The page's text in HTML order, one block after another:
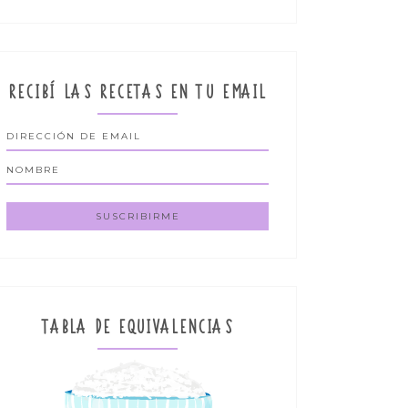
RECIBÍ LAS RECETAS EN TU EMAIL
TABLA DE EQUIVALENCIAS